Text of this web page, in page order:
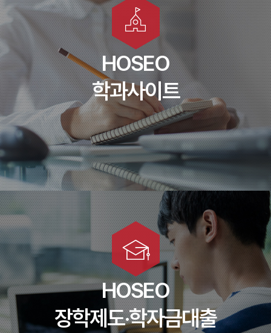
HOSEO
학과사이트
학부(과) 홈페이지
HOSEO
장학제도·학자금대출
교내장학금
교외장학금
학자금대출